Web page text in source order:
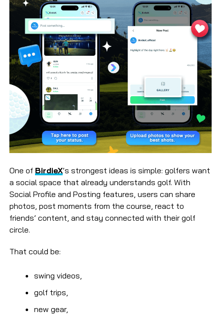
One of BirdieX’s strongest ideas is simple: golfers want
a social space that already understands golf. With
Social Profile and Posting features, users can share
photos, post moments from the course, react to
friends’ content, and stay connected with their golf
circle.
That could be:
swing videos,
golf trips,
new gear,